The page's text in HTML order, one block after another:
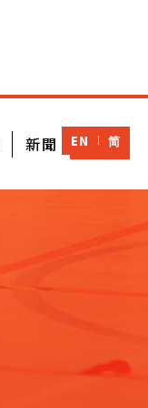
EN 简
登入
新聞